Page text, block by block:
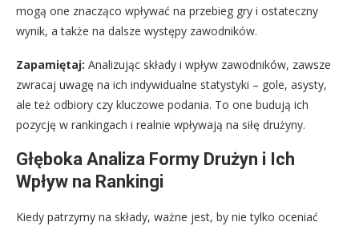
mogą one znacząco wpływać na przebieg gry i ostateczny
wynik, a także na dalsze występy zawodników.
Zapamiętaj: Analizując składy i wpływ zawodników, zawsze
zwracaj uwagę na ich indywidualne statystyki – gole, asysty,
ale też odbiory czy kluczowe podania. To one budują ich
pozycję w rankingach i realnie wpływają na siłę drużyny.
Głęboka Analiza Formy Drużyn i Ich
Wpływ na Rankingi
Kiedy patrzymy na składy, ważne jest, by nie tylko oceniać